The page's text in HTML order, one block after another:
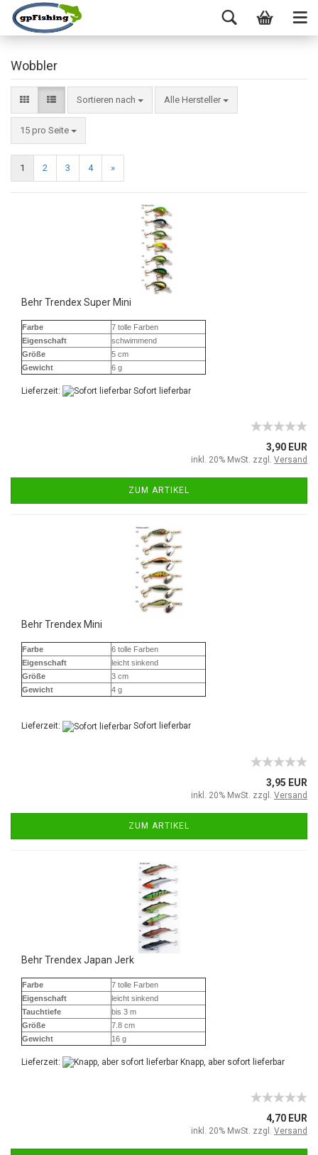
Wobbler
Sortieren nach Alle Hersteller
15 pro Seite
1 2 3 4 »
Behr Trendex Super Mini
Farbe
7 tolle Farben
Eigenschaft
schwimmend
Größe
5 cm
Gewicht
6 g
Lieferzeit: Sofort lieferbar
3,90 EUR
inkl. 20% MwSt. zzgl. Versand
ZUM ARTIKEL
Behr Trendex Mini
Farbe
6 tolle Farben
Eigenschaft
leicht sinkend
Größe
3 cm
Gewicht
4 g
Lieferzeit: Sofort lieferbar
3,95 EUR
inkl. 20% MwSt. zzgl. Versand
ZUM ARTIKEL
Behr Trendex Japan Jerk
Farbe
7 tolle Farben
Eigenschaft
leicht sinkend
Tauchtiefe
bis 3 m
Größe
7.8 cm
Gewicht
16 g
Lieferzeit: Knapp, aber sofort lieferbar
4,70 EUR
inkl. 20% MwSt. zzgl. Versand